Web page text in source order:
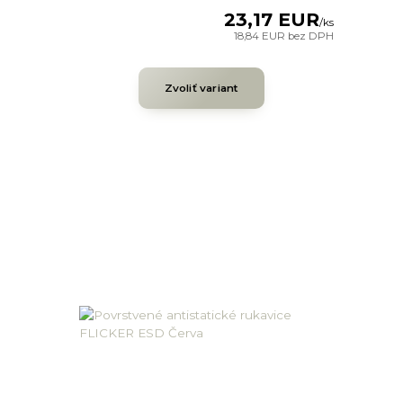
23,17 EUR/ks
18,84 EUR bez DPH
Zvoliť variant